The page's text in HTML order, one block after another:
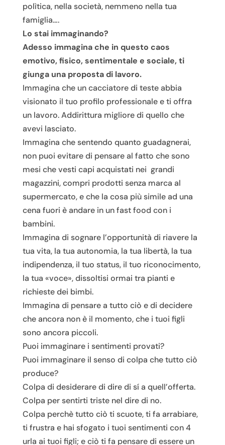
polìtica, nella società, nemmeno nella tua
famiglia….
Lo stai immaginando?
Adesso immagina che in questo caos
emotivo, fisico, sentimentale e sociale, ti
giunga una proposta di lavoro.
Immagina che un cacciatore di teste abbia
visionato il tuo profilo professionale e ti offra
un lavoro. Addirittura migliore di quello che
avevi lasciato.
Immagina che sentendo quanto guadagnerai,
non puoi evitare di pensare al fatto che sono
mesi che vesti capi acquistati nei grandi
magazzini, compri prodotti senza marca al
supermercato, e che la cosa più simile ad una
cena fuori è andare in un fast food con i
bambini.
Immagina di sognare l’opportunità di riavere la
tua vita, la tua autonomia, la tua libertà, la tua
indipendenza, il tuo status, il tuo riconocimento,
la tua «voce», dissoltisi ormai tra pianti e
richieste dei bimbi.
Immagina di pensare a tutto ciò e di decidere
che ancora non è il momento, che i tuoi figli
sono ancora piccoli.
Puoi immaginare i sentimenti provati?
Puoi immaginare il senso di colpa che tutto ciò
produce?
Colpa di desiderare di dire di sí a quell’offerta.
Colpa per sentirti triste nel dire di no.
Colpa perchè tutto ciò ti scuote, ti fa arrabiare,
ti frustra e hai sfogato i tuoi sentimenti con 4
urla ai tuoi figli; e ciò ti fa pensare di essere un